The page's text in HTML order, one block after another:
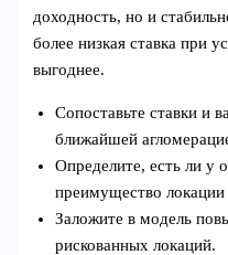
доходность, но и
более низкая ставка при
выгоднее.
Сопоставьте ставки и
ближайшей
Определите, есть ли у
преимущество локации
Заложите в модель
рискованных локаций.